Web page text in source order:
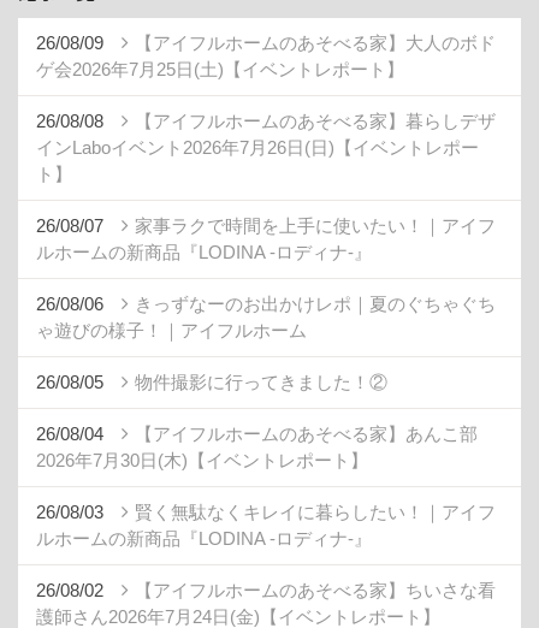
26/08/09
【アイフルホームのあそべる家】大人のボド
ゲ会2026年7月25日(土)【イベントレポート】
26/08/08
【アイフルホームのあそべる家】暮らしデザ
インLaboイベント2026年7月26日(日)【イベントレポー
ト】
26/08/07
家事ラクで時間を上手に使いたい！｜アイフ
ルホームの新商品『LODINA -ロディナ-』
26/08/06
きっずなーのお出かけレポ｜夏のぐちゃぐち
ゃ遊びの様子！｜アイフルホーム
26/08/05 物件撮影に行ってきました！②
26/08/04
【アイフルホームのあそべる家】あんこ部
2026年7月30日(木)【イベントレポート】
26/08/03
賢く無駄なくキレイに暮らしたい！｜アイフ
ルホームの新商品『LODINA -ロディナ-』
26/08/02
【アイフルホームのあそべる家】ちいさな看
護師さん2026年7月24日(金)【イベントレポート】